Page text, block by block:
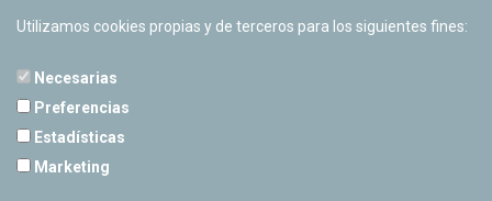
Utilizamos cookies propias y de terceros para los siguientes fines:
Necesarias
Preferencias
Estadísticas
Marketing